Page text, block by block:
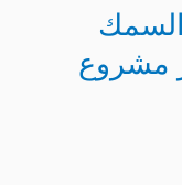
مشروع